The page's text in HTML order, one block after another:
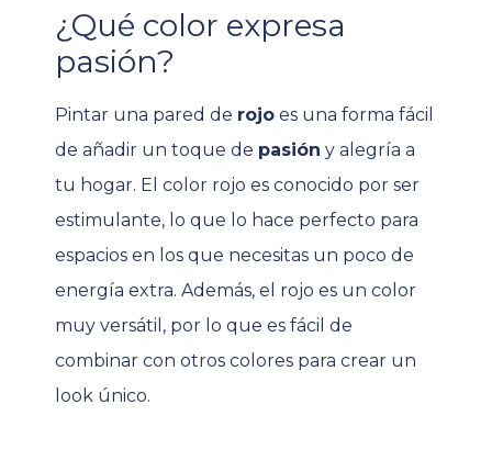
¿Qué color expresa
pasión?
Pintar una pared de rojo es una forma fácil
de añadir un toque de pasión y alegría a
tu hogar. El color rojo es conocido por ser
estimulante, lo que lo hace perfecto para
espacios en los que necesitas un poco de
energía extra. Además, el rojo es un color
muy versátil, por lo que es fácil de
combinar con otros colores para crear un
look único.